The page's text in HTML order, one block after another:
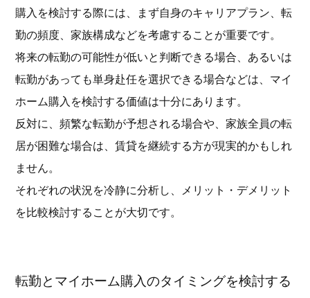
購入を検討する際には、まず自身のキャリアプラン、転
勤の頻度、家族構成などを考慮することが重要です。
将来の転勤の可能性が低いと判断できる場合、あるいは
転勤があっても単身赴任を選択できる場合などは、マイ
ホーム購入を検討する価値は十分にあります。
反対に、頻繁な転勤が予想される場合や、家族全員の転
居が困難な場合は、賃貸を継続する方が現実的かもしれ
ません。
それぞれの状況を冷静に分析し、メリット・デメリット
を比較検討することが大切です。
転勤とマイホーム購入のタイミングを検討する